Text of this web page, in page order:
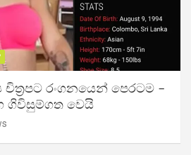
රංගනයෙන් පෙරටම –
ගිවිසුම්ගත වෙයි